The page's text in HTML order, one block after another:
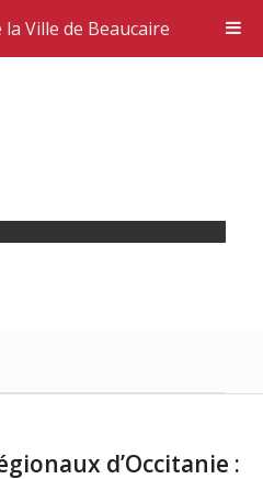
d’Occitanie :
Ville de Beaucaire